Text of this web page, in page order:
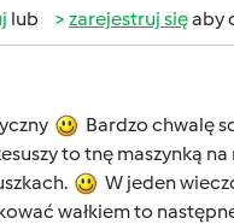
lub zarejestruj sięaby
Bardzo chwalę
to tnę maszynką
W jeden
wałkiem to